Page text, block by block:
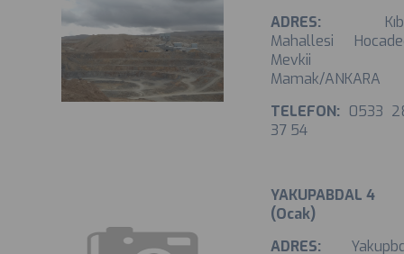
ADRES:
Mahallesi
Mevkii
Mamak/ANKARA
TELEFON: 0533
37 54
YAKUPABDAL 4
(Ocak)
ADRES: